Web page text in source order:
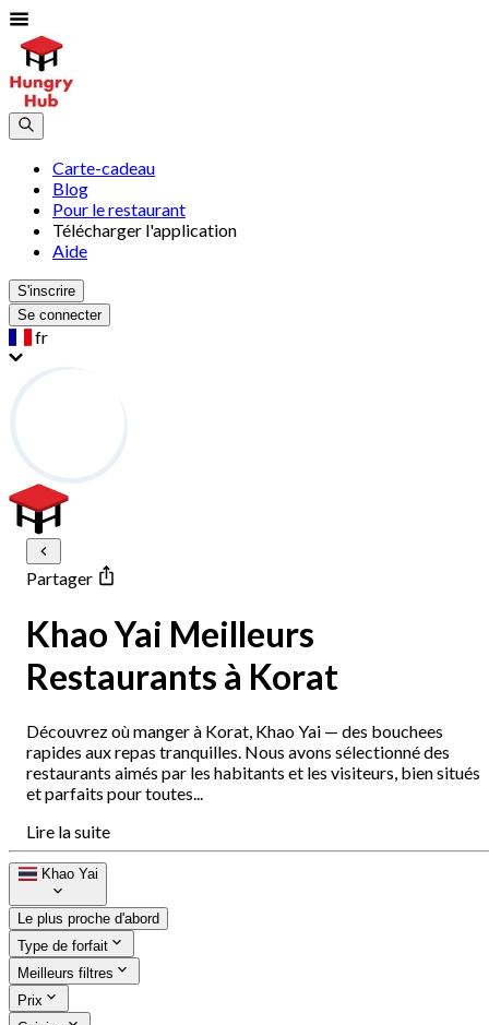
Carte-cadeau
Blog
Pour le restaurant
Télécharger l'application
Aide
S'inscrire
Se connecter
fr
Partager
Khao Yai Meilleurs
Restaurants à Korat
Découvrez où manger à Korat, Khao Yai — des bouchees
rapides aux repas tranquilles. Nous avons sélectionné des
restaurants aimés par les habitants et les visiteurs, bien situés
et parfaits pour toutes...
Lire la suite
Khao Yai
Le plus proche d'abord
Type de forfait
Meilleurs filtres
Prix